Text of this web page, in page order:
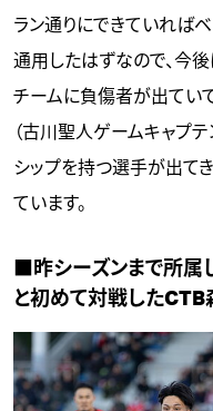
ラン通りにできていれば
通用したはずなので、今
チームに負傷者が出てい
（古川聖人ゲームキャプ
シップを持つ選手が出て
ています。
■昨シーズンまで所属
と初めて対戦したCTB